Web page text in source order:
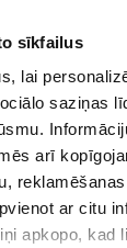
sīkfailus
lai
saziņas
arī
ar citu
apkopo, kad